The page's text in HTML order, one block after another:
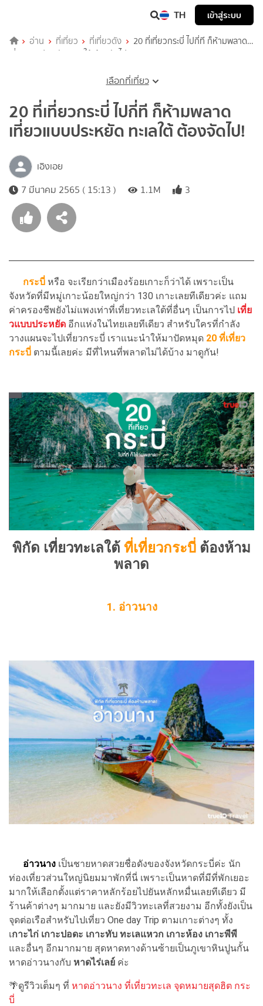
TH เข้าสู่ระบบ
อ่าน ที่เที่ยว ที่เที่ยวดัง
20 ที่เที่ยวกระบี่ ไปกี่ที ก็ห้ามพลาด
เที่ยวแบบประหยัด ทะเลใต้ ต้องจัดไป!
เลือกที่เที่ยว
20 ที่เที่ยวกระบี่ ไปกี่ที ก็ห้ามพลาด
เที่ยวแบบประหยัด ทะเลใต้ ต้องจัดไป!
เอิงเอย
7 มีนาคม 2565 ( 15:13 )
1.1M 3
กระบี่ หรือ จะเรียกว่าเมืองร้อยเกาะก็ว่าได้ เพราะเป็น
จังหวัดที่มีหมู่เกาะน้อยใหญ่กว่า 130 เกาะเลยทีเดียวค่ะ แถม
ค่าครองชีพยังไม่แพงเท่าที่เที่ยวทะเลใต้ที่อื่นๆ เป็นการไป เที่ย
วแบบประหยัด อีกแห่งในไทยเลยทีเดียว สำหรับใครที่กำลัง
วางแผนจะไปเที่ยวกระบี่ เราแนะนำให้มาปัดหมุด 20 ที่เที่ยว
กระบี่ ตามนี้เลยค่ะ มีที่ไหนที่พลาดไม่ได้บ้าง มาดูกัน!
พิกัด เที่ยวทะเลใต้ ที่เที่ยวกระบี่ ต้องห้าม
พลาด
1. อ่าวนาง
อ่าวนาง เป็นชายหาดสวยชื่อดังของจังหวัดกระบี่ค่ะ นัก
ท่องเที่ยวส่วนใหญ่นิยมมาพักที่นี่ เพราะเป็นหาดที่มีที่พักเยอะ
มากให้เลือกตั้งแต่ราคาหลักร้อยไปยันหลักหมื่นเลยทีเดียว มี
ร้านค้าต่างๆ มากมาย และยังมีวิวทะเลที่สวยงาม อีกทั้งยังเป็น
จุดต่อเรือสำหรับไปเที่ยว One day Trip ตามเกาะต่างๆ ทั้ง
เกาะไก่ เกาะปอดะ เกาะทับ ทะเลแหวก เกาะห้อง เกาะพีพี
และอื่นๆ อีกมากมาย สุดหาดทางด้านซ้ายเป็นภูเขาหินปูนกั้น
หาดอ่าวนางกับ หาดไร่เลย์ ค่ะ
🌴ดูรีวิวเต็มๆ ที่ หาดอ่าวนาง ที่เที่ยวทะเล จุดหมายสุดฮิต กระ
บี่